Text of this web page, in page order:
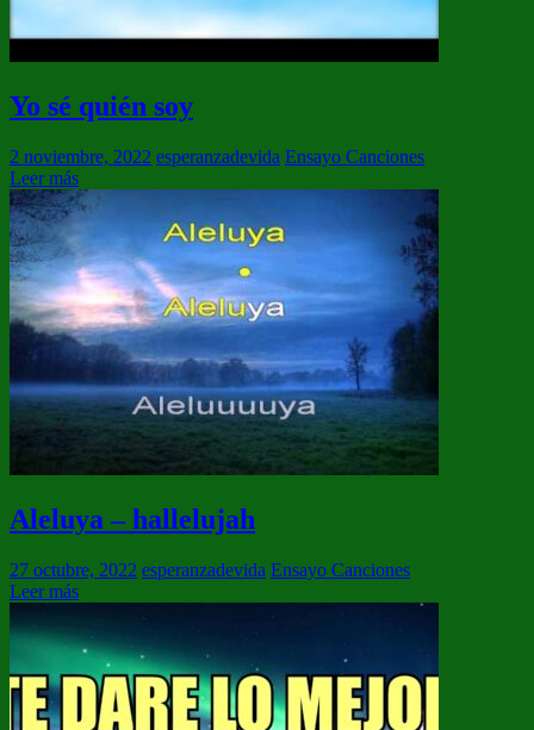
Yo sé quién soy
2 noviembre, 2022 esperanzadevida Ensayo Canciones
Leer más
Aleluya – hallelujah
27 octubre, 2022 esperanzadevida Ensayo Canciones
Leer más